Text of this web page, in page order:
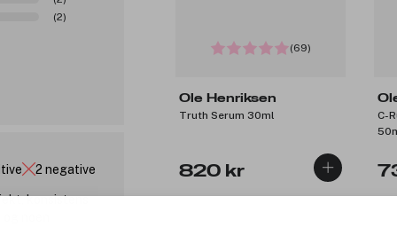
(69)
Ole Henriksen
Truth Serum 30ml
820 kr
C-
(2)
2 negative
konsistens
noen